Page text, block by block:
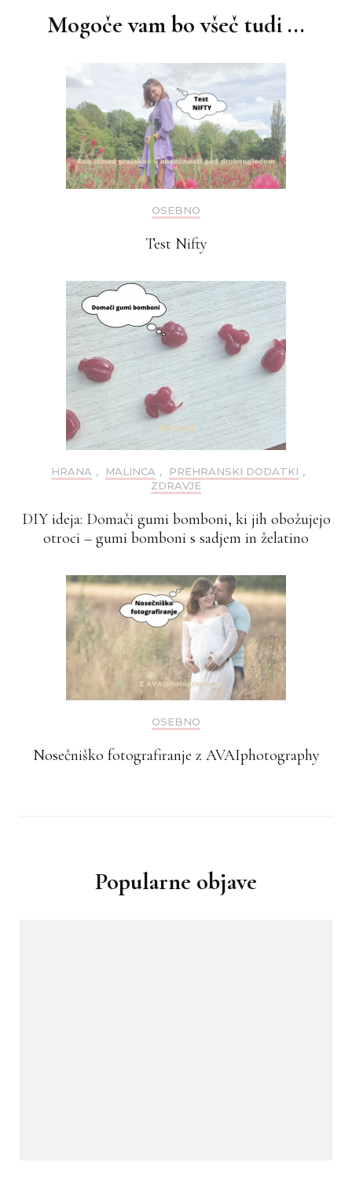
Mogoče vam bo všeč tudi ...
OSEBNO
Test Nifty
HRANA , MALINCA , PREHRANSKI DODATKI ,
ZDRAVJE
DIY ideja: Domači gumi bomboni, ki jih obožujejo
otroci – gumi bomboni s sadjem in želatino
OSEBNO
Nosečniško fotografiranje z AVAIphotography
Popularne objave